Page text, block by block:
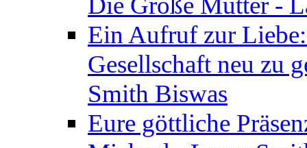
Ein Aufruf zur
Gesellschaft neu zu
Smith Biswas
Eure göttliche